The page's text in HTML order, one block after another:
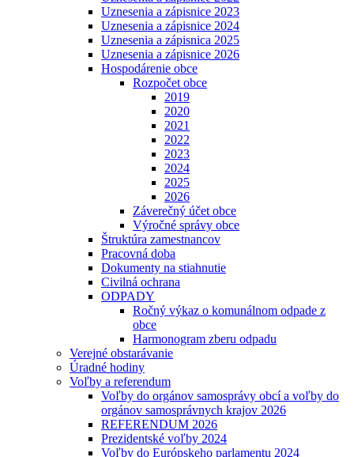
Uznesenia a zápisnice 2023
Uznesenia a zápisnice 2024
Uznesenia a zápisnica 2025
Uznesenia a zápisnice 2026
Hospodárenie obce
Rozpočet obce
2019
2020
2021
2022
2023
2024
2025
2026
Záverečný účet obce
Výročné správy obce
Štruktúra zamestnancov
Pracovná doba
Dokumenty na stiahnutie
Civilná ochrana
ODPADY
Ročný výkaz o komunálnom odpade z
obce
Harmonogram zberu odpadu
Verejné obstarávanie
Úradné hodiny
Voľby a referendum
Voľby do orgánov samosprávy obcí a voľby do
orgánov samosprávnych krajov 2026
REFERENDUM 2026
Prezidentské voľby 2024
Voľby do Európskeho parlamentu 2024